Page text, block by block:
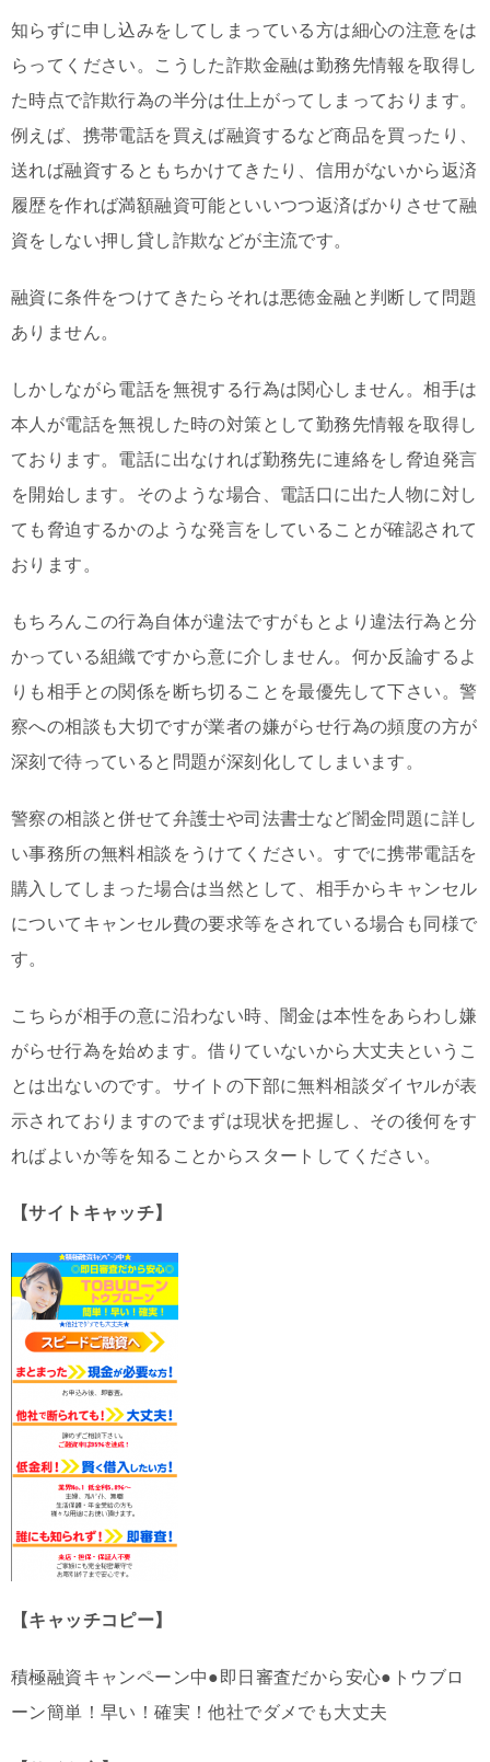
知らずに申し込みをしてしまっている方は細心の注意をは
らってください。こうした詐欺金融は勤務先情報を取得し
た時点で詐欺行為の半分は仕上がってしまっております。
例えば、携帯電話を買えば融資するなど商品を買ったり、
送れば融資するともちかけてきたり、信用がないから返済
履歴を作れば満額融資可能といいつつ返済ばかりさせて融
資をしない押し貸し詐欺などが主流です。
融資に条件をつけてきたらそれは悪徳金融と判断して問題
ありません。
しかしながら電話を無視する行為は関心しません。相手は
本人が電話を無視した時の対策として勤務先情報を取得し
ております。電話に出なければ勤務先に連絡をし脅迫発言
を開始します。そのような場合、電話口に出た人物に対し
ても脅迫するかのような発言をしていることが確認されて
おります。
もちろんこの行為自体が違法ですがもとより違法行為と分
かっている組織ですから意に介しません。何か反論するよ
りも相手との関係を断ち切ることを最優先して下さい。警
察への相談も大切ですが業者の嫌がらせ行為の頻度の方が
深刻で待っていると問題が深刻化してしまいます。
警察の相談と併せて弁護士や司法書士など闇金問題に詳し
い事務所の無料相談をうけてください。すでに携帯電話を
購入してしまった場合は当然として、相手からキャンセル
についてキャンセル費の要求等をされている場合も同様で
す。
こちらが相手の意に沿わない時、闇金は本性をあらわし嫌
がらせ行為を始めます。借りていないから大丈夫というこ
とは出ないのです。サイトの下部に無料相談ダイヤルが表
示されておりますのでまずは現状を把握し、その後何をす
ればよいか等を知ることからスタートしてください。
【サイトキャッチ】
【キャッチコピー】
積極融資キャンペーン中●即日審査だから安心●トウブロ
ーン簡単！早い！確実！他社でダメでも大丈夫